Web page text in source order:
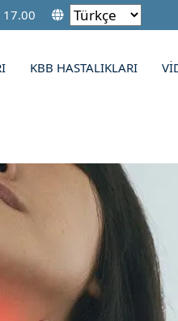
17.00
KBB HASTALIKLARI